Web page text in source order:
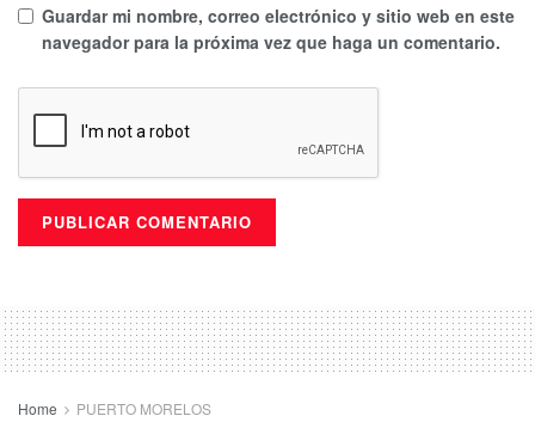
Guardar mi nombre, correo electrónico y sitio web en este
navegador para la próxima vez que haga un comentario.
Home PUERTO MORELOS